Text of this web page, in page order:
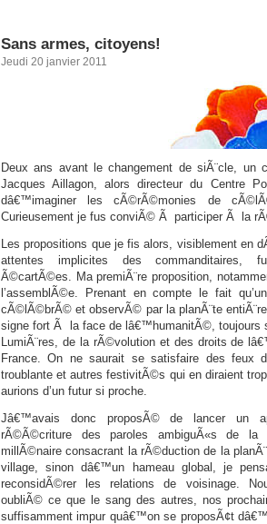
Sans armes, citoyens!
Jeudi 20 janvier 2011
Deux ans avant le changement de siÃ¨cle, un
Jacques Aillagon, alors directeur du Centre
dâ€™imaginer les cÃ©rÃ©monies de
Curieusement je fus conviÃ© Ã participer Ã la
Les propositions que je fis alors, visiblement en
attentes implicites des commanditaires,
Ã©cartÃ©es. Ma premiÃ¨re proposition,
l’assemblÃ©e. Prenant en compte le fait
cÃ©lÃ©brÃ© et observÃ© par la planÃ¨te
signe fort Ã la face de lâ€™humanitÃ©,
LumiÃ¨res, de la rÃ©volution et des droits de
France. On ne saurait se satisfaire des feux
troublante et autres festivitÃ©s qui en diraient
aurions d’un futur si proche.
Jâ€™avais donc proposÃ© de lancer un
rÃ©Ã©criture des paroles ambiguÃ«s de la
millÃ©naire consacrant la rÃ©duction de la
village, sinon dâ€™un hameau global, je
reconsidÃ©rer les relations de voisinage.
oubliÃ© ce que le sang des autres, nos
suffisamment impur quâ€™on se proposÃ¢t